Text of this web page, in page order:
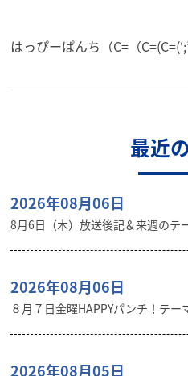
はっぴーぱんち（C=（
最近
2026年08月06日
8月6日（木）放送後記＆来週のテ
2026年08月06日
８月７日金曜HAPPYパンチ！テー
2026年08月05日